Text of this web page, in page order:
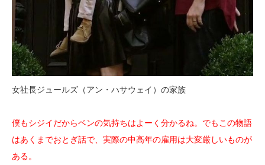
女社長ジュールズ（アン・ハサウェイ）の家族
僕もシジイだからベンの気持ちはよーく分かるね。でもこの物語
はあくまでおとぎ話で、実際の中高年の雇用は大変厳しいものが
ある。